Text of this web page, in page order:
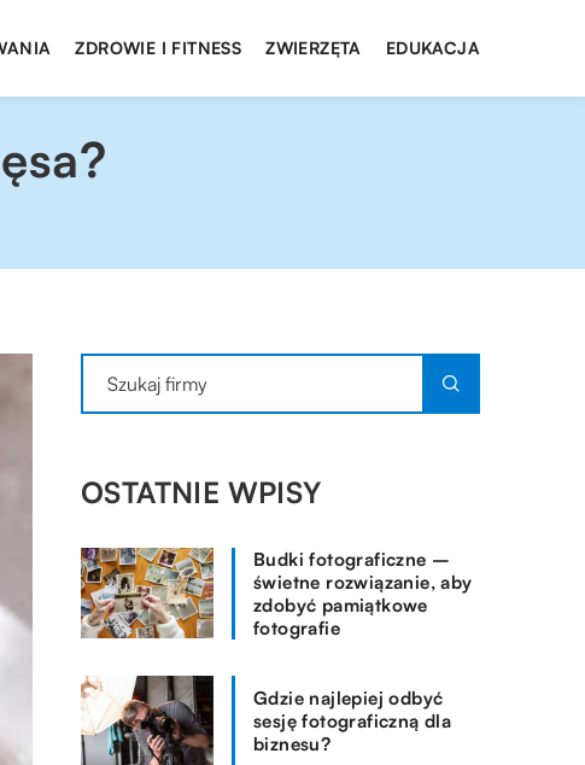
ZDROWIE I FITNESS ZWIERZĘTA EDUKACJA
OSTATNIE WPISY
Budki fotograficzne –
świetne rozwiązanie, aby
zdobyć pamiątkowe
fotografie
Gdzie najlepiej odbyć
sesję fotograficzną dla
biznesu?